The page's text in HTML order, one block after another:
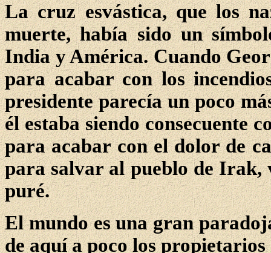
La cruz esvástica, que los
muerte, había sido un
India y América. Cuando
para acabar con los
presidente parecía un poco
él estaba siendo consecuente
para acabar con el dolor de
para salvar al pueblo de Irak,
puré.
El mundo es una gran
de aquí a poco los